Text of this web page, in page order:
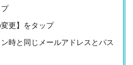
プ
変更】をタップ
時と同じメールアドレスとパス